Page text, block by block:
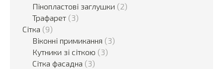
Пінопластові заглушки (2)
Трафарет (3)
Сітка (9)
Віконні примикання (3)
Кутники зі сіткою (3)
Сітка фасадна (3)